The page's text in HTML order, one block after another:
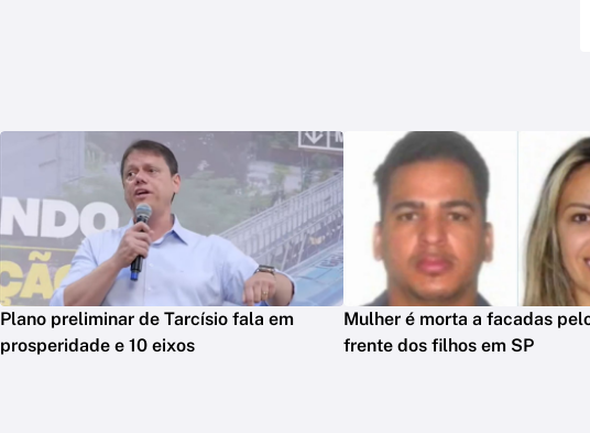
Plano preliminar de Tarcísio fala em
prosperidade e 10 eixos
Mulher é morta a facadas
frente dos filhos em SP